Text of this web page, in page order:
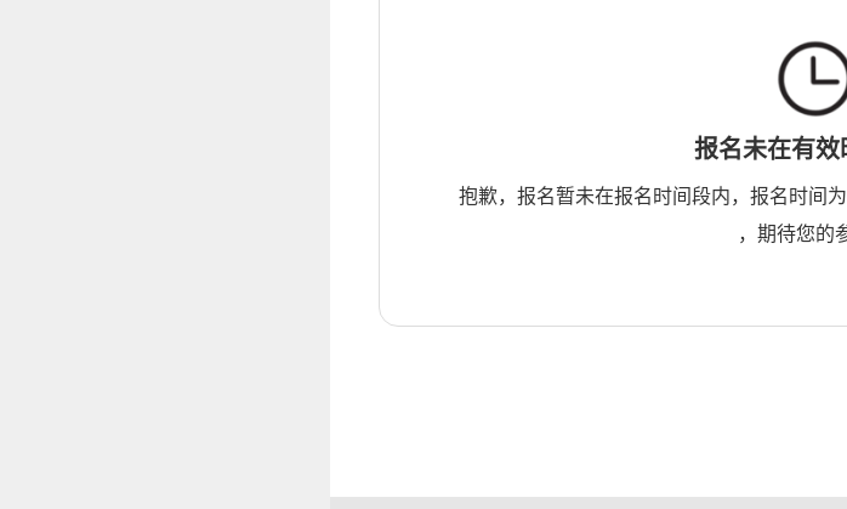
报名未在有效
抱歉，报名暂未在报名时间段内，报名时间
，期待您的